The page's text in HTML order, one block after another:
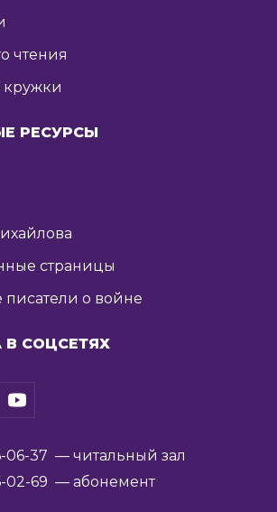
чтения
РЕСУРСЫ
страницы
писатели о войне
В СОЦСЕТЯХ
06-37 — читальный зал
02-69 — абонемент